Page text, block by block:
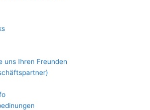
uns Ihren Freunden